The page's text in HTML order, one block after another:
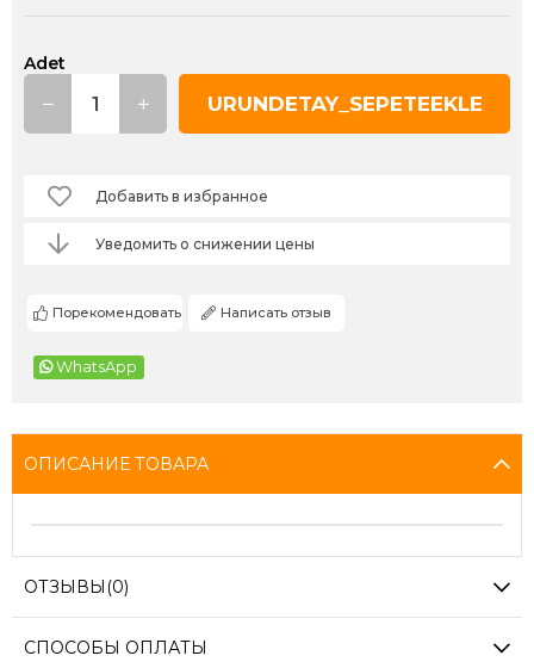
Adet
Добавить в избранное
Уведомить о снижении цены
Порекомендовать Написать отзыв
WhatsApp
ОПИСАНИЕ ТОВАРА
ОТЗЫВЫ (0)
СПОСОБЫ ОПЛАТЫ